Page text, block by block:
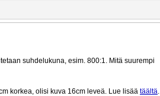
suhdelukuna, esim. 800:1. Mitä suurempi
korkea, olisi kuva 16cm leveä. Lue lisää täältä.